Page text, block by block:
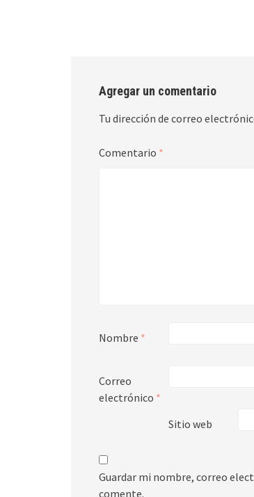
Agregar un comentario
Tu dirección de correo
Comentario *
Nombre *
Correo
electrónico *
Sitio web
Guardar mi nombre, correo
comente.